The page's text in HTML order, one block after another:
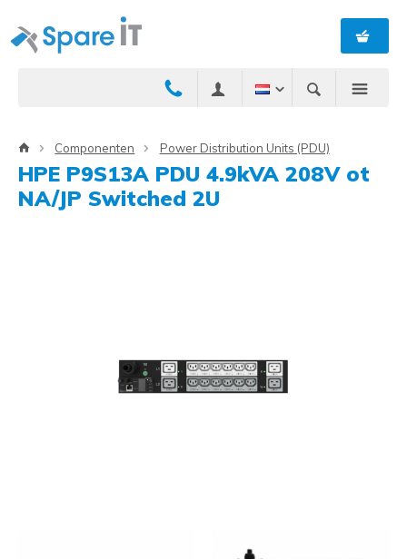
Componenten Power Distribution Units (PDU)
HPE P9S13A PDU 4.9kVA 208V ot
NA/JP Switched 2U